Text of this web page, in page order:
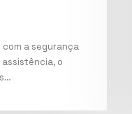
a segurança
o